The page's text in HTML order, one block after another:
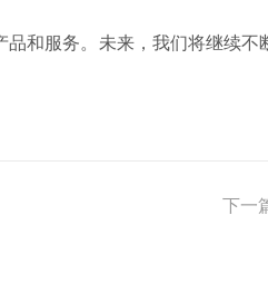
和服务。未来，我们将继续
下一